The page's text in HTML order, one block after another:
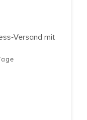
Versand mit